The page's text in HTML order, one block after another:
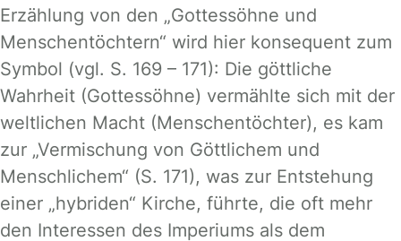
Erzählung von den „Gottessöhne und
Menschentöchtern“ wird hier konsequent zum
Symbol (vgl. S. 169 – 171): Die göttliche
Wahrheit (Gottessöhne) vermählte sich mit der
weltlichen Macht (Menschentöchter), es kam
zur „Vermischung von Göttlichem und
Menschlichem“ (S. 171), was zur Entstehung
einer „hybriden“ Kirche, führte, die oft mehr
den Interessen des Imperiums als dem